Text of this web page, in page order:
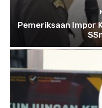
Pemeriksaan Impor